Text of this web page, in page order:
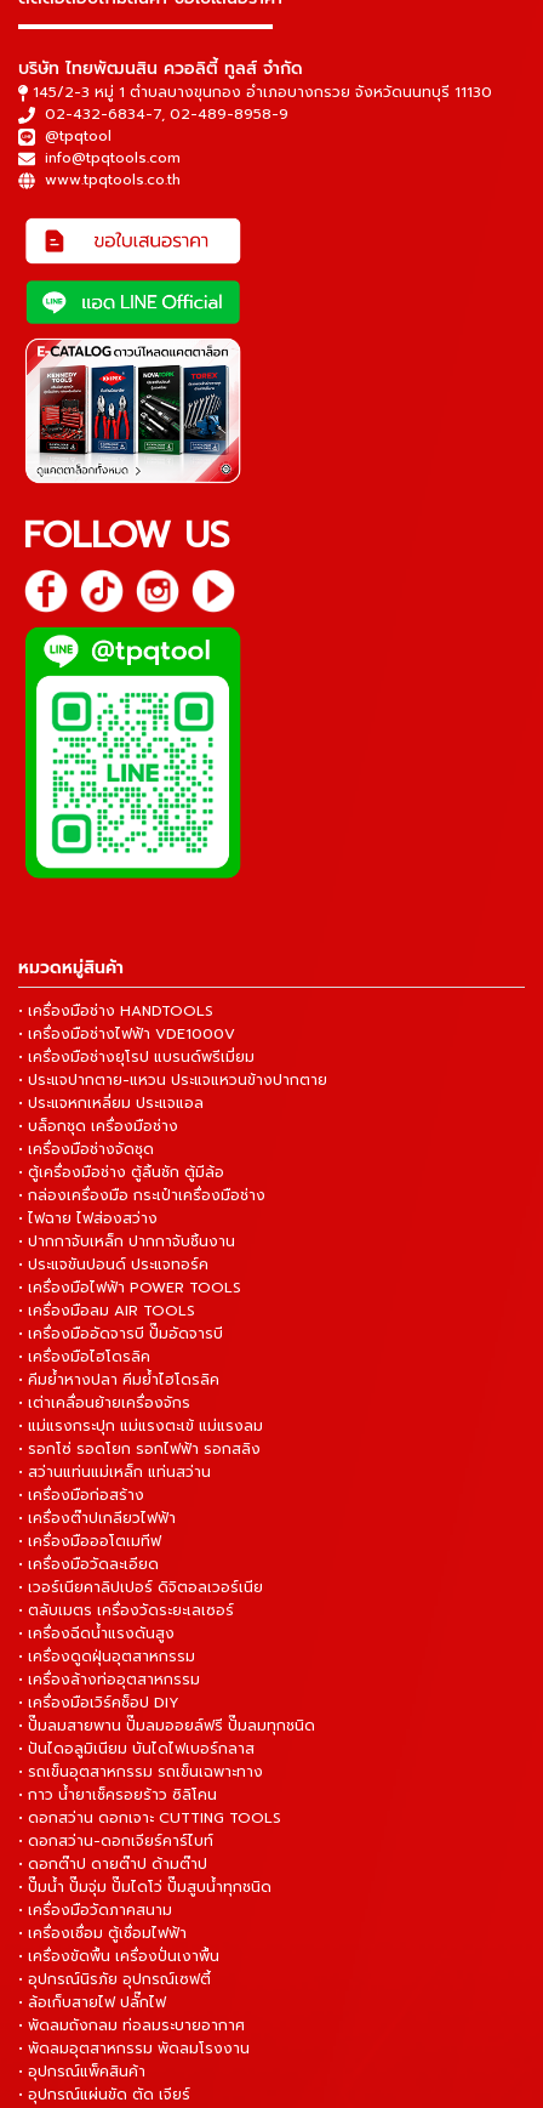
▬▬▬▬▬▬▬▬▬▬▬▬▬▬▬
บริษัท ไทยพัฒนสิน ควอลิตี้ ทูลส์ จำกัด
145/2-3 หมู่ 1 ตำบลบางขุนกอง อำเภอบางกรวย จังหวัดนนทบุรี 11130
02-432-6834-7, 02-489-8958-9
@tpqtool
info@tpqtools.com
www.tpqtools.co.th
FOLLOW US
หมวดหมู่สินค้า
• เครื่องมือช่าง HANDTOOLS
• เครื่องมือช่างไฟฟ้า VDE1000V
• เครื่องมือช่างยุโรป แบรนด์พรีเมี่ยม
• ประแจปากตาย-แหวน ประแจแหวนข้างปากตาย
• ประแจหกเหลี่ยม ประแจแอล
• บล็อกชุด เครื่องมือช่าง
• เครื่องมือช่างจัดชุด
• ตู้เครื่องมือช่าง ตู้ลิ้นชัก ตู้มีล้อ
• กล่องเครื่องมือ กระเป๋าเครื่องมือช่าง
• ไฟฉาย ไฟส่องสว่าง
• ปากกาจับเหล็ก ปากกาจับชิ้นงาน
• ประแจขันปอนด์ ประแจทอร์ค
• เครื่องมือไฟฟ้า POWER TOOLS
• เครื่องมือลม AIR TOOLS
• เครื่องมืออัดจารบี ปั๊มอัดจารบี
• เครื่องมือไฮโดรลิค
• คีมย้ำหางปลา คีมย้ำไฮโดรลิค
• เต่าเคลื่อนย้ายเครื่องจักร
• แม่แรงกระปุก แม่แรงตะเข้ แม่แรงลม
• รอกโซ่ รอดโยก รอกไฟฟ้า รอกสลิง
• สว่านแท่นแม่เหล็ก แท่นสว่าน
• เครื่องมือก่อสร้าง
• เครื่องต๊าปเกลียวไฟฟ้า
• เครื่องมือออโตเมทีฟ
• เครื่องมือวัดละเอียด
• เวอร์เนียคาลิปเปอร์ ดิจิตอลเวอร์เนีย
• ตลับเมตร เครื่องวัดระยะเลเซอร์
• เครื่องฉีดน้ำแรงดันสูง
• เครื่องดูดฝุ่นอุตสาหกรรม
• เครื่องล้างท่ออุตสาหกรรม
• เครื่องมือเวิร์คช็อป DIY
• ปั๊มลมสายพาน ปั๊มลมออยล์ฟรี ปั๊มลมทุกชนิด
• ปันไดอลูมิเนียม บันไดไฟเบอร์กลาส
• รถเข็นอุตสาหกรรม รถเข็นเฉพาะทาง
• กาว น้ำยาเช็ครอยร้าว ซิลิโคน
• ดอกสว่าน ดอกเจาะ CUTTING TOOLS
• ดอกสว่าน-ดอกเจียร์คาร์ไบท์
• ดอกต๊าป ดายต๊าป ด้ามต๊าป
• ปั๊มน้ำ ปั๊มจุ่ม ปั๊มไดโว่ ปั๊มสูบน้ำทุกชนิด
• เครื่องมือวัดภาคสนาม
• เครื่องเชื่อม ตู้เชื่อมไฟฟ้า
• เครื่องขัดพื้น เครื่องปั่นเงาพื้น
• อุปกรณ์นิรภัย อุปกรณ์เซฟตี้
• ล้อเก็บสายไฟ ปลั๊กไฟ
• พัดลมถังกลม ท่อลมระบายอากาศ
• พัดลมอุตสาหกรรม พัดลมโรงงาน
• อุปกรณ์แพ็คสินค้า
• อุปกรณ์แผ่นขัด ตัด เจียร์